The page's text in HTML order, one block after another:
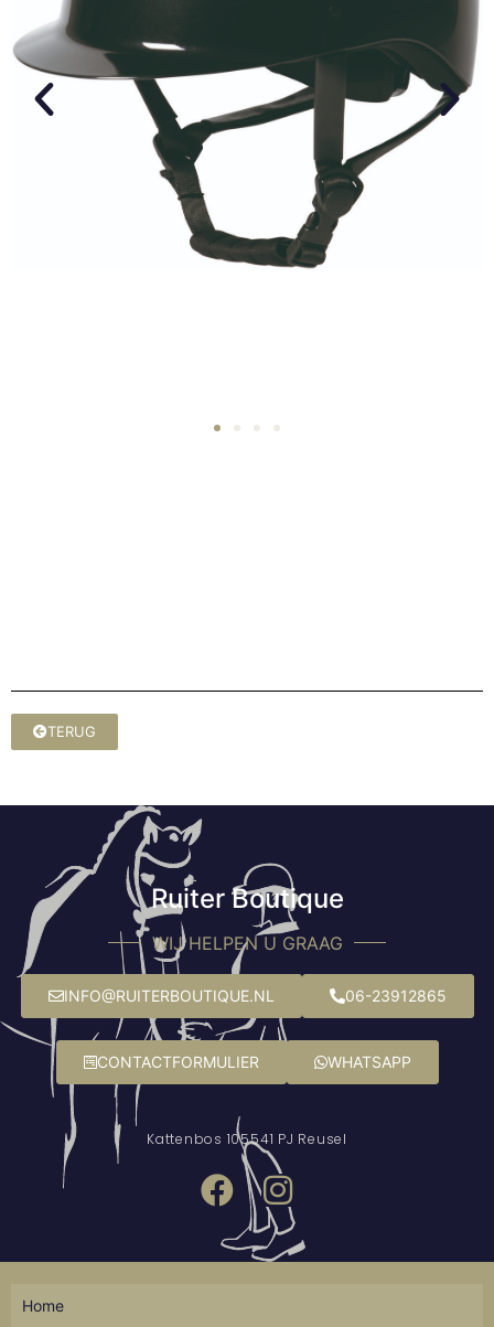
TERUG
Ruiter Boutique
WIJ HELPEN U GRAAG
INFO@RUITERBOUTIQUE.NL 06-23912865
CONTACTFORMULIER WHATSAPP
Kattenbos 105541 PJ Reusel
Home